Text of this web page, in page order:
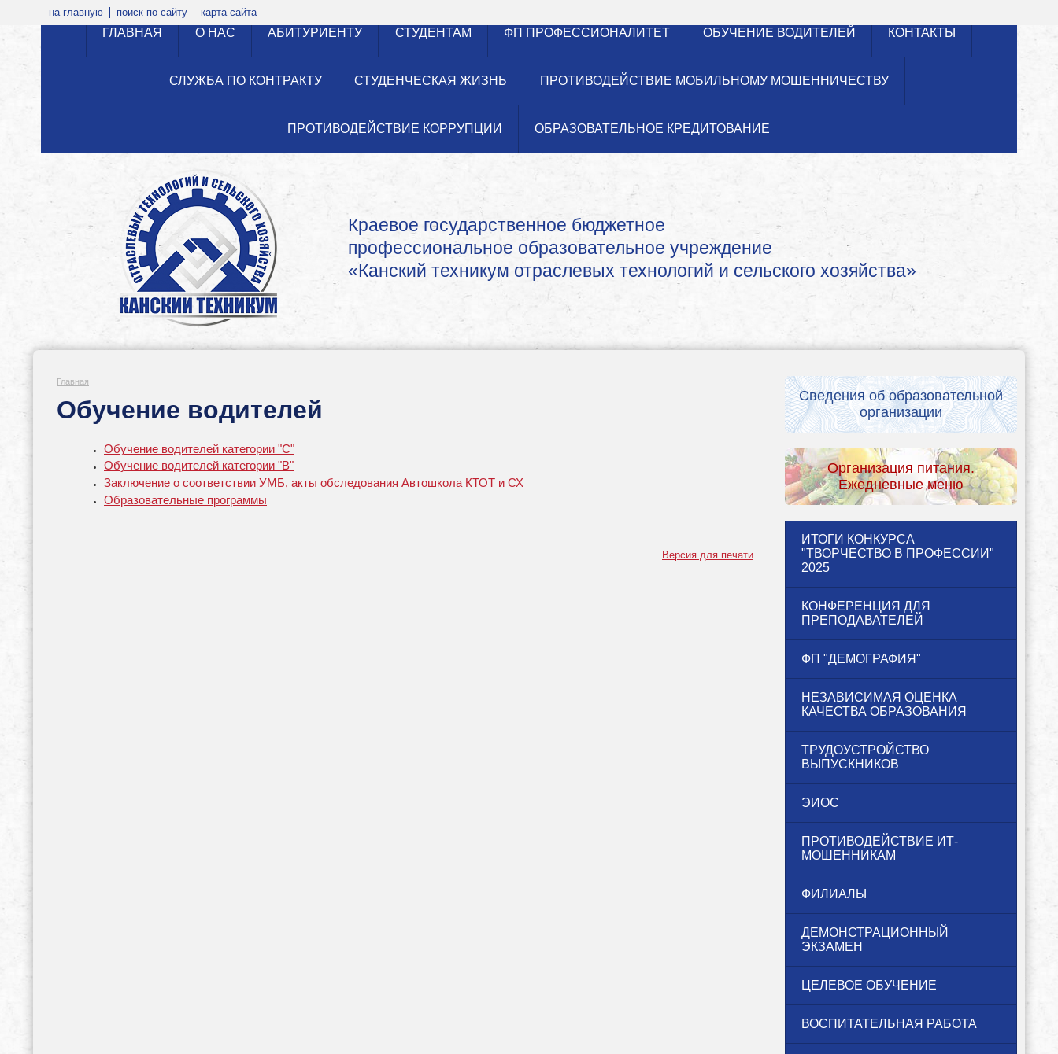
на главную поиск по сайту карта сайта
ГЛАВНАЯ О НАС АБИТУРИЕНТУ СТУДЕНТАМ ФП ПРОФЕССИОНАЛИТЕТ ОБУЧЕНИЕ ВОДИТЕЛЕЙ КОНТАКТЫ
СЛУЖБА ПО КОНТРАКТУ СТУДЕНЧЕСКАЯ ЖИЗНЬ ПРОТИВОДЕЙСТВИЕ МОБИЛЬНОМУ МОШЕННИЧЕСТВУ
ПРОТИВОДЕЙСТВИЕ КОРРУПЦИИ ОБРАЗОВАТЕЛЬНОЕ КРЕДИТОВАНИЕ
Краевое государственное бюджетное
профессиональное образовательное учреждение
«Канский техникум отраслевых технологий и сельского хозяйства»
Главная
Обучение водителей
Обучение водителей категории "С"
Обучение водителей категории "B"
Заключение о соответствии УМБ, акты обследования Автошкола КТОТ и СХ
Образовательные программы
Версия для печати
Сведения об образовательной
организации
Организация питания.
Ежедневные меню
ИТОГИ КОНКУРСА
"ТВОРЧЕСТВО В ПРОФЕССИИ"
2025
КОНФЕРЕНЦИЯ ДЛЯ
ПРЕПОДАВАТЕЛЕЙ
ФП "ДЕМОГРАФИЯ"
НЕЗАВИСИМАЯ ОЦЕНКА
КАЧЕСТВА ОБРАЗОВАНИЯ
ТРУДОУСТРОЙСТВО
ВЫПУСКНИКОВ
ЭИОС
ПРОТИВОДЕЙСТВИЕ ИТ-
МОШЕННИКАМ
ФИЛИАЛЫ
ДЕМОНСТРАЦИОННЫЙ
ЭКЗАМЕН
ЦЕЛЕВОЕ ОБУЧЕНИЕ
ВОСПИТАТЕЛЬНАЯ РАБОТА